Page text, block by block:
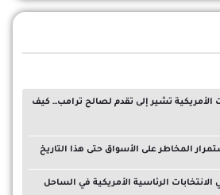
الأمريكية تشير إلى تقدم لصالح ترامب… كيف
المخاطر على الأسواق حتى هذا التاريخ
الرئاسية الأمريكية في الساحل